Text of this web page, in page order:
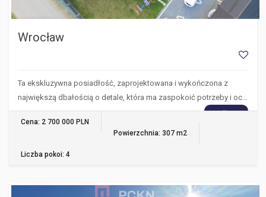
Wrocław
Ta ekskluzywna posiadłość, zaprojektowana i wykończona z
największą dbałością o detale, która ma zaspokoić potrzeby i oc…
WIĘCEJ
Cena: 2 700 000 PLN
Powierzchnia: 307 m2
Liczba pokoi: 4